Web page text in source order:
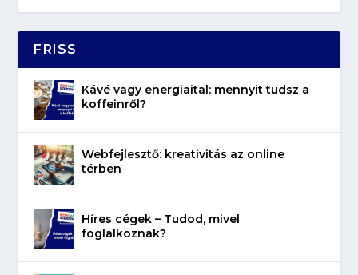
FRISS
Kávé vagy energiaital: mennyit tudsz a
koffeinről?
Webfejlesztő: kreativitás az online
térben
Híres cégek – Tudod, mivel
foglalkoznak?